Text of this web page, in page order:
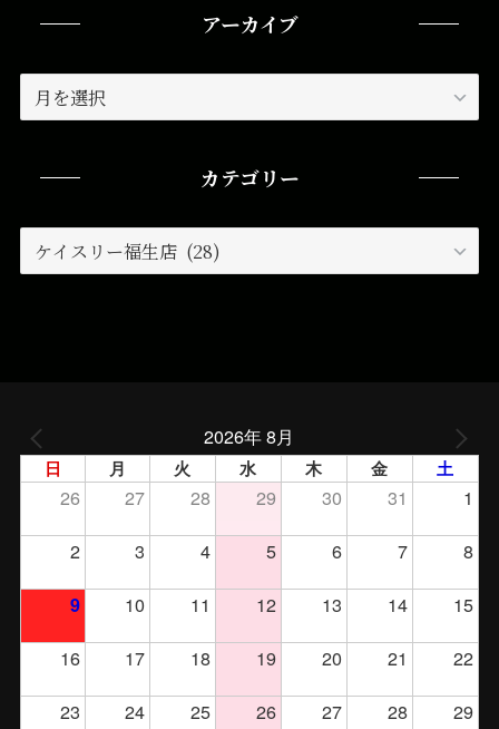
アーカイブ
ー
カテゴリー
テ
2026年 8月
日 月 火 水 木 金 土
26 27 28 29 30 31
1
2
3 4 5 6 7 8
9 10 11 12 13 14
15
16
17 18 19 20 21
22
23
24 25 26 27 28
29